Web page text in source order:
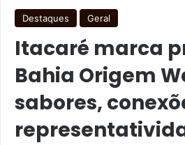
Destaques Geral
Itacaré marca
Bahia Origem
sabores,